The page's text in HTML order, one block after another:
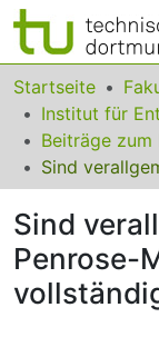
Bereiche &
Das gesamte
Statistiken
FAQ
Leitlinien
Zurück zur
Startseite
Sind
Penrose-